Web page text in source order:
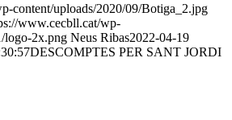
content/uploads/2020/09/Botiga_2.jpg
www.cecbll.cat/wp-
logo-2x.png Neus Ribas2022-04-19
DESCOMPTES PER SANT JORDI